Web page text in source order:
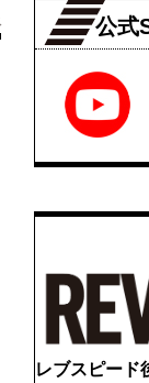
公式
レブスピード